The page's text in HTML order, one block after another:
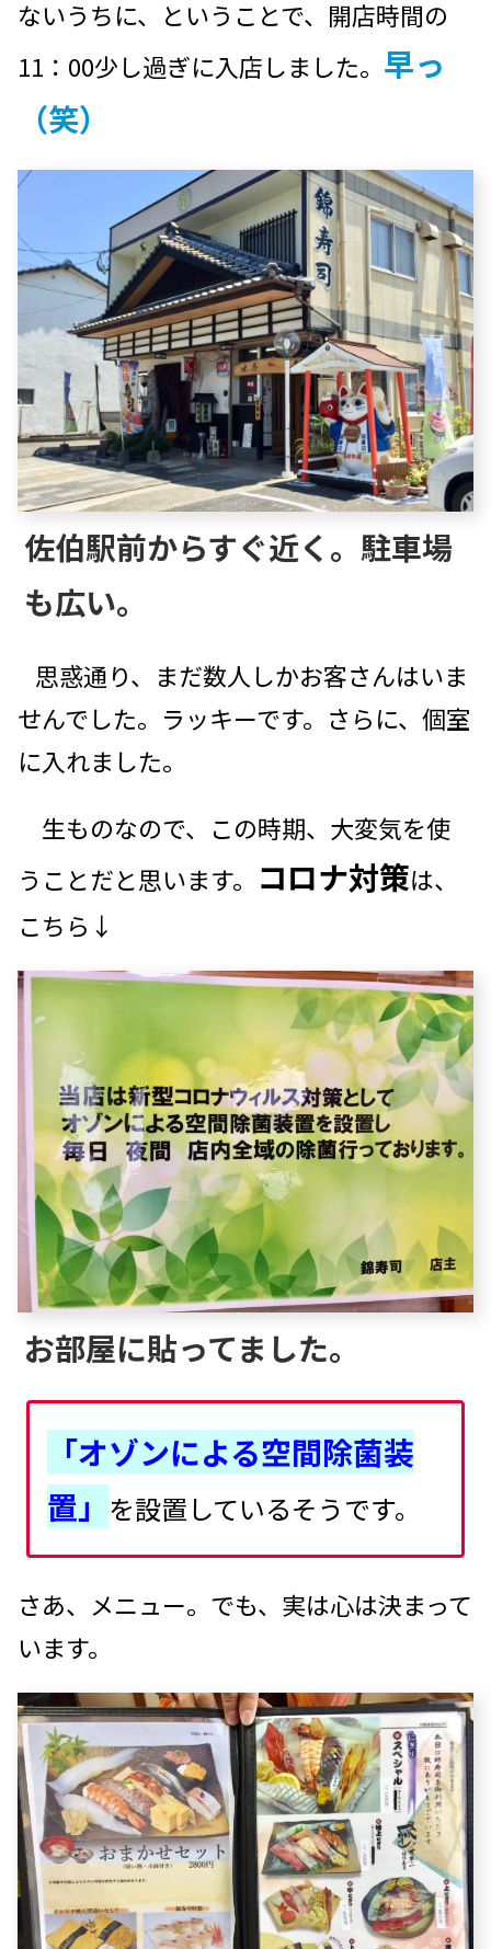
ないうちに、ということで、開店時間の
11：00少し過ぎに入店しました。 早っ
（笑）
佐伯駅前からすぐ近く。駐車場
も広い。
思惑通り、まだ数人しかお客さんはいま
せんでした。ラッキーです。さらに、個室
に入れました。
生ものなので、この時期、大変気を使
うことだと思います。 コロナ対策は、
こちら↓
お部屋に貼ってました。
「オゾンによる空間除菌装
置」 を設置しているそうです。
さあ、メニュー。でも、実は心は決まって
います。